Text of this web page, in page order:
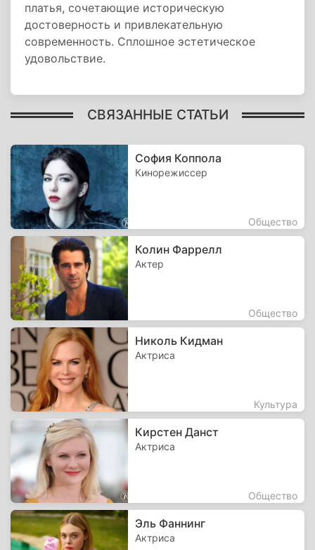
платья, сочетающие историческую
достоверность и привлекательную
современность. Сплошное эстетическое
удовольствие.
СВЯЗАННЫЕ СТАТЬИ
София Коппола
Кинорежиссер
Общество
Колин Фаррелл
Актер
Общество
Николь Кидман
Актриса
Культура
Кирстен Данст
Актриса
Общество
Эль Фаннинг
Актриса